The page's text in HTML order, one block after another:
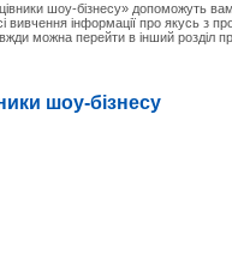
шоу-бізнесу» допоможуть
інформації про якусь з
можна перейти в інший розділ
шоу-бізнесу